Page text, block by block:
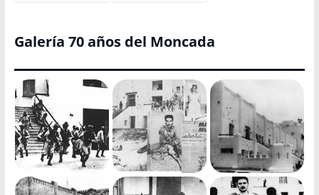
Galería 70 años del Moncada